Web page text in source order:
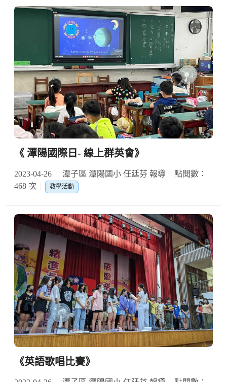
《 潭陽國際日- 線上群英會》
2023-04-26 潭子區 潭陽國小 任廷芬 報導
點閱數：
468 次
教學活動
《英語歌唱比賽》